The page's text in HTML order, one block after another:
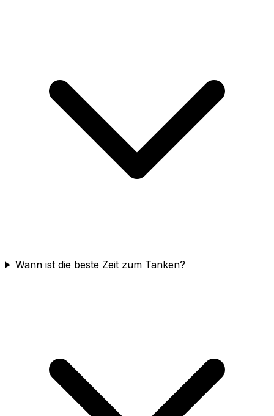
Wann ist die beste Zeit zum Tanken?